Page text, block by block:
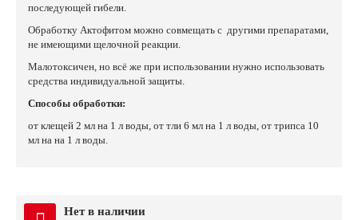
последующей гибели.
Обработку Актофитом можно совмещать с другими препаратами,
не имеющими щелочной реакции.
Малотоксичен, но всё же при использовании нужно использовать
средства индивидуальной защиты.
Способы обработки:
от клещей 2 мл на 1 л воды, от тли 6 мл на 1 л воды, от трипса 10
мл на на 1 л воды.
Нет в наличии